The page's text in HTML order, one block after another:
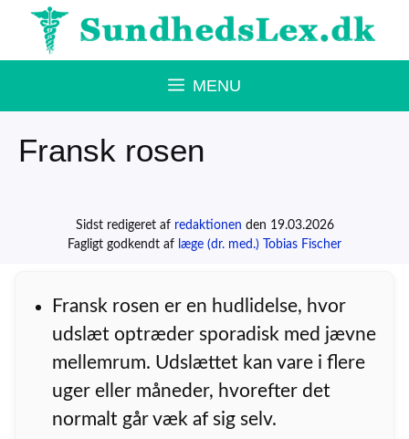
Hop
MENU
Fransk rosen
Sidst redigeret af redaktionen den 19.03.2026
Fagligt godkendt af læge (dr. med.) Tobias Fischer
Fransk rosen er en hudlidelse, hvor
udslæt optræder sporadisk med jævne
mellemrum. Udslættet kan vare i flere
uger eller måneder, hvorefter det
normalt går væk af sig selv.